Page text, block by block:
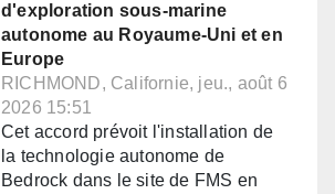
d'exploration sous-marine
autonome au Royaume-Uni et en
Europe
RICHMOND, Californie, jeu., août 6
2026 15:51
Cet accord prévoit l'installation de
la technologie autonome de
Bedrock dans le site de FMS en